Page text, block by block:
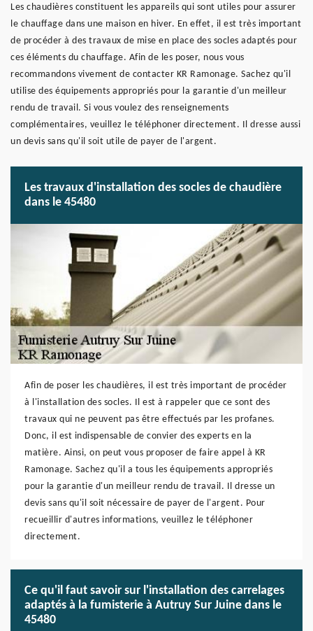
Les chaudières constituent les appareils qui sont utiles pour assurer
le chauffage dans une maison en hiver. En effet, il est très important
de procéder à des travaux de mise en place des socles adaptés pour
ces éléments du chauffage. Afin de les poser, nous vous
recommandons vivement de contacter KR Ramonage. Sachez qu'il
utilise des équipements appropriés pour la garantie d'un meilleur
rendu de travail. Si vous voulez des renseignements
complémentaires, veuillez le téléphoner directement. Il dresse aussi
un devis sans qu'il soit utile de payer de l'argent.
Les travaux d'installation des socles de chaudière
dans le 45480
Afin de poser les chaudières, il est très important de procéder
à l'installation des socles. Il est à rappeler que ce sont des
travaux qui ne peuvent pas être effectués par les profanes.
Donc, il est indispensable de convier des experts en la
matière. Ainsi, on peut vous proposer de faire appel à KR
Ramonage. Sachez qu'il a tous les équipements appropriés
pour la garantie d'un meilleur rendu de travail. Il dresse un
devis sans qu'il soit nécessaire de payer de l'argent. Pour
recueillir d'autres informations, veuillez le téléphoner
directement.
Ce qu'il faut savoir sur l'installation des carrelages
adaptés à la fumisterie à Autruy Sur Juine dans le
45480